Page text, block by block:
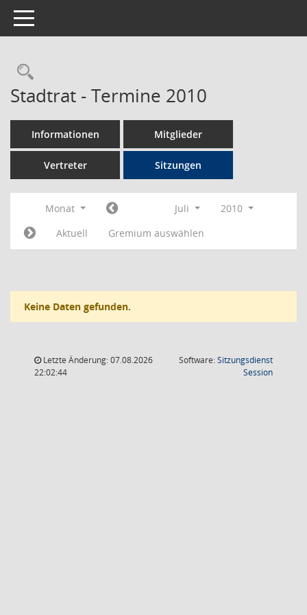
Toggle navigation
Rechercheauswahl
Stadtrat - Termine 2010
Informationen Mitglieder
Vertreter Sitzungen
Monat Juli
2010
Aktuell
Gremium auswählen
Keine Daten gefunden.
Letzte Änderung: 07.08.2026
22:02:44
Software:Sitzungsdienst
Session(Wird in